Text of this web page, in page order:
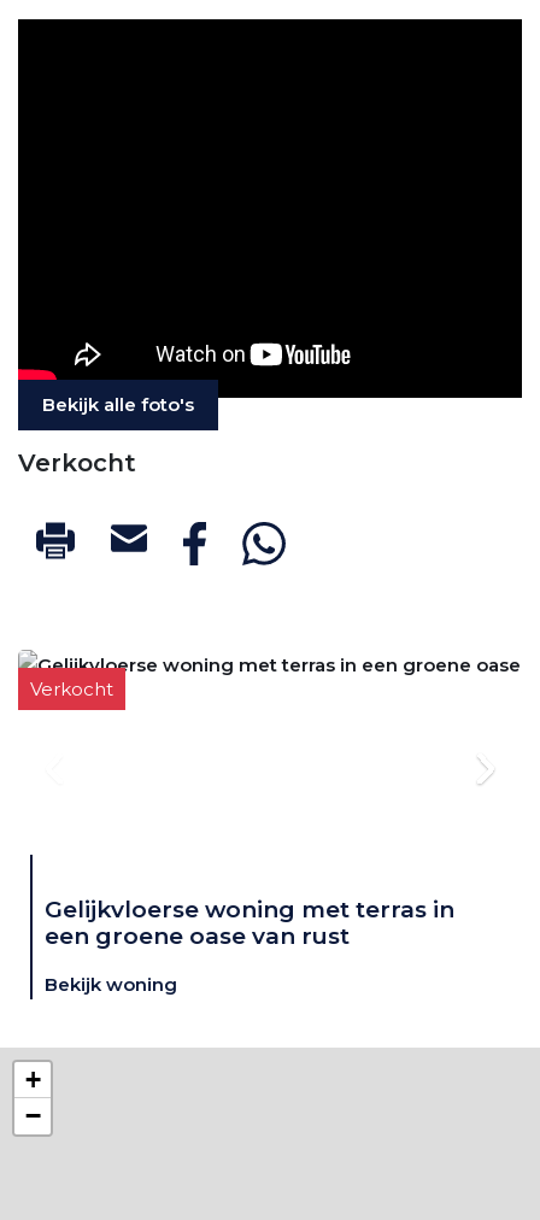
Verkocht
Bekijk alle foto's
Verkocht
Gelijkvloerse woning met terras in
een groene oase van rust
Bekijk woning
+
−